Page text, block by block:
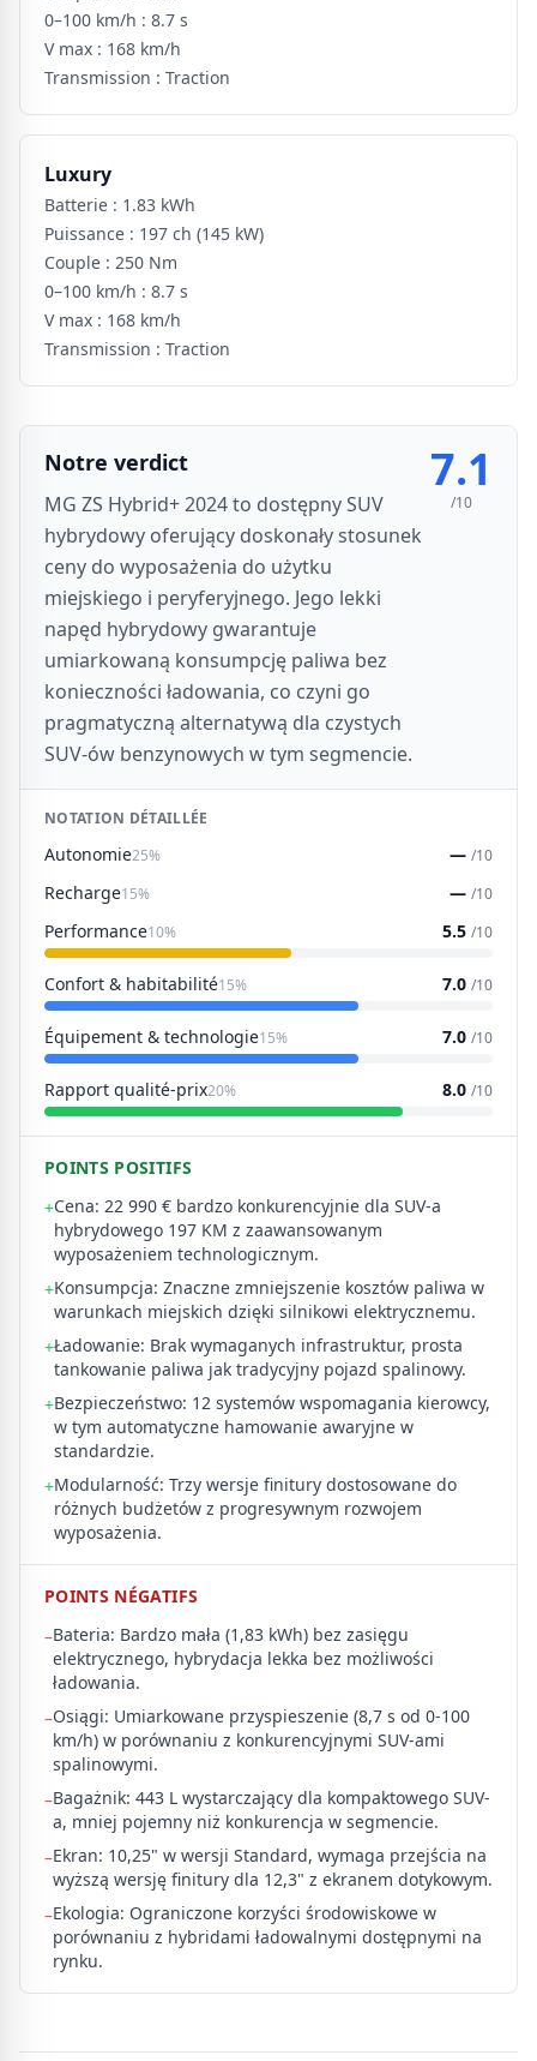
0–100 km/h : 8.7 s
V max : 168 km/h
Transmission : Traction
Luxury
Batterie : 1.83 kWh
Puissance : 197 ch (145 kW)
Couple : 250 Nm
0–100 km/h : 8.7 s
V max : 168 km/h
Transmission : Traction
Notre verdict
MG ZS Hybrid+ 2024 to dostępny SUV
hybrydowy oferujący doskonały stosunek
ceny do wyposażenia do użytku
miejskiego i peryferyjnego. Jego lekki
napęd hybrydowy gwarantuje
umiarkowaną konsumpcję paliwa bez
konieczności ładowania, co czyni go
pragmatyczną alternatywą dla czystych
SUV-ów benzynowych w tym segmencie.
7.1
/10
NOTATION DÉTAILLÉE
Autonomie25% — /10
Recharge15% — /10
Performance10% 5.5 /10
Confort & habitabilité15% 7.0 /10
Équipement & technologie15% 7.0 /10
Rapport qualité-prix20% 8.0 /10
POINTS POSITIFS
+Cena: 22 990 € bardzo konkurencyjnie dla SUV-a
hybrydowego 197 KM z zaawansowanym
wyposażeniem technologicznym.
+Konsumpcja: Znaczne zmniejszenie kosztów paliwa w
warunkach miejskich dzięki silnikowi elektrycznemu.
+Ładowanie: Brak wymaganych infrastruktur, prosta
tankowanie paliwa jak tradycyjny pojazd spalinowy.
+Bezpieczeństwo: 12 systemów wspomagania kierowcy,
w tym automatyczne hamowanie awaryjne w
standardzie.
+Modularność: Trzy wersje finitury dostosowane do
różnych budżetów z progresywnym rozwojem
wyposażenia.
POINTS NÉGATIFS
–Bateria: Bardzo mała (1,83 kWh) bez zasięgu
elektrycznego, hybrydacja lekka bez możliwości
ładowania.
–Osiągi: Umiarkowane przyspieszenie (8,7 s od 0-100
km/h) w porównaniu z konkurencyjnymi SUV-ami
spalinowymi.
–Bagażnik: 443 L wystarczający dla kompaktowego SUV-
a, mniej pojemny niż konkurencja w segmencie.
–Ekran: 10,25" w wersji Standard, wymaga przejścia na
wyższą wersję finitury dla 12,3" z ekranem dotykowym.
–Ekologia: Ograniczone korzyści środowiskowe w
porównaniu z hybridami ładowalnymi dostępnymi na
rynku.